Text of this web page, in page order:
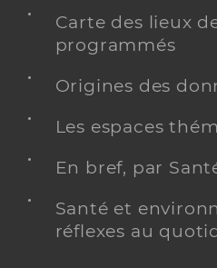
Carte des lieux
programmés
Origines des
Les espaces
En bref, par
Santé et
réflexes au